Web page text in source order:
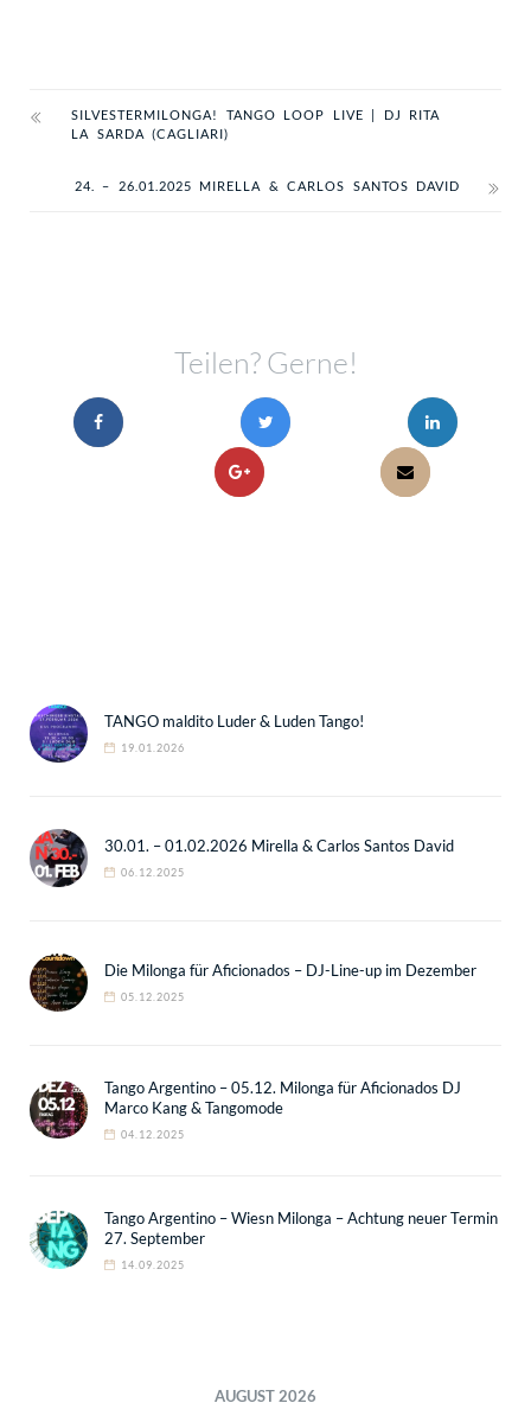
SILVESTERMILONGA! TANGO LOOP LIVE | DJ RITA
LA SARDA (CAGLIARI)
24. – 26.01.2025 MIRELLA & CARLOS SANTOS DAVID
Teilen? Gerne!
TANGO maldito Luder & Luden Tango!
19.01.2026
30.01. – 01.02.2026 Mirella & Carlos Santos David
06.12.2025
Die Milonga für Aficionados – DJ-Line-up im Dezember
05.12.2025
Tango Argentino – 05.12. Milonga für Aficionados DJ
Marco Kang & Tangomode
04.12.2025
Tango Argentino – Wiesn Milonga – Achtung neuer Termin
27. September
14.09.2025
AUGUST 2026